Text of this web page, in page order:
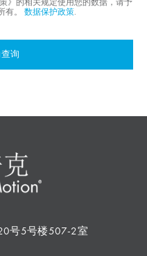
有。 数据保护政策
询
号5号楼507-2室